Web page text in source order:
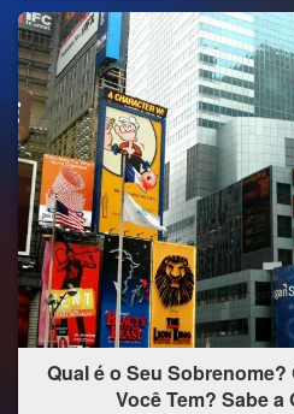
Qual é o Seu
Você Tem? Sabe a